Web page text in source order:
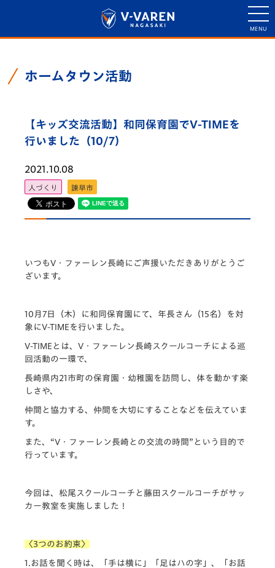
ホームタウン活動
【キッズ交流活動】和同保育園でV-TIMEを
行いました（10/7）
2021.10.08
人づくり 諫早市
いつもV・ファーレン長崎にご声援いただきありがとうご
ざいます。
10月7日（木）に和同保育園にて、年長さん（15名）を対
象にV-TIMEを行いました。
V-TIMEとは、V・ファーレン長崎スクールコーチによる巡
回活動の一環で、
長崎県内21市町の保育園・幼稚園を訪問し、体を動かす楽
しさや、
仲間と協力する、仲間を大切にすることなどを伝えていま
す。
また、“V・ファーレン長崎との交流の時間”という目的で
行っています。
今回は、松尾スクールコーチと藤田スクールコーチがサッ
カー教室を実施しました！
〈3つのお約束〉
1.お話を聞く時は、「手は横に」「足はハの字」、「お話